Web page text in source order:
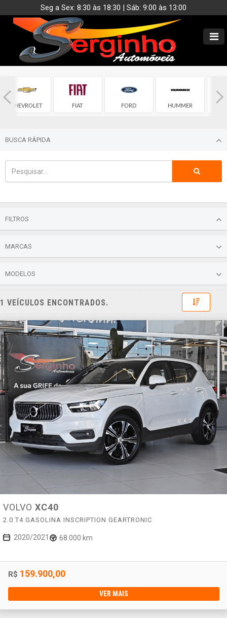
Seg a Sex: 8:30 às 18:30 | Sáb: 9:00 às 13:00
CHEVROLET FIAT FORD HUMMER
BUSCA RÁPIDA
FILTROS
MARCAS
MODELOS
1 VEÍCULOS ENCONTRADOS. Toggle
VOLVO XC40
2.0 T4 GASOLINA INSCRIPTION GEARTRONIC
2020/2021 68.000 km
R$ 159.900,00
VER MAIS